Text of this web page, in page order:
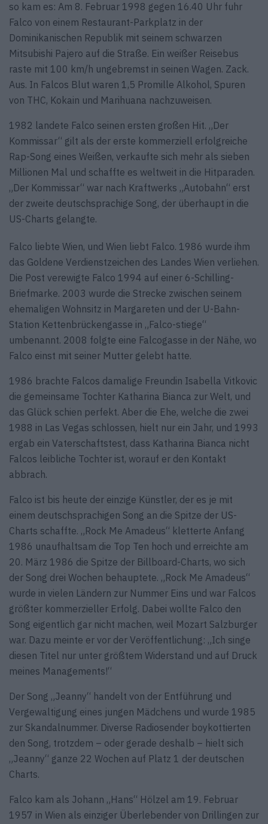
so kam es: Am 8. Februar 1998 gegen 16.40 Uhr fuhr
Falco von einem Restaurant-Parkplatz in der
Dominikanischen Republik mit seinem schwarzen
Mitsubishi Pajero auf die Straße. Ein weißer Reisebus
raste mit 100 km/h ungebremst in seinen Wagen. Zack.
Aus. In Falcos Blut waren 1,5 Promille Alkohol, Spuren
von THC, Kokain und Marihuana nachzuweisen.
1982 landete Falco seinen ersten großen Hit. „Der
Kommissar“ gilt als der erste kommerziell erfolgreiche
Rap-Song eines Weißen, verkaufte sich mehr als sieben
Millionen Mal und schaffte es weltweit in die Hitparaden.
„Der Kommissar“ war nach Kraftwerks „Autobahn“ erst
der zweite deutschsprachige Song, der überhaupt in die
US-Charts gelangte.
Falco liebte Wien, und Wien liebt Falco. 1986 wurde ihm
das Goldene Verdienstzeichen des Landes Wien verliehen.
Die Post verewigte Falco 1994 auf einer 6-Schilling-
Briefmarke. 2003 wurde die Strecke zwischen seinem
ehemaligen Wohnsitz in Margareten und der U-Bahn-
Station Kettenbrückengasse in „Falco-stiege“
umbenannt. 2008 folgte eine Falcogasse in der Nähe, wo
Falco einst mit seiner Mutter gelebt hatte.
1986 brachte Falcos damalige Freundin Isabella Vitkovic
die gemeinsame Tochter Katharina Bianca zur Welt, und
das Glück schien perfekt. Aber die Ehe, welche die zwei
1988 in Las Vegas schlossen, hielt nur ein Jahr, und 1993
ergab ein Vaterschaftstest, dass Katharina Bianca nicht
Falcos leibliche Tochter ist, worauf er den Kontakt
abbrach.
Falco ist bis heute der einzige Künstler, der es je mit
einem deutschsprachigen Song an die Spitze der US-
Charts schaffte. „Rock Me Amadeus“ kletterte Anfang
1986 unaufhaltsam die Top Ten hoch und erreichte am
20. März 1986 die Spitze der Billboard-Charts, wo sich
der Song drei Wochen behauptete. „Rock Me Amadeus“
wurde in vielen Ländern zur Nummer Eins und war Falcos
größter kommerzieller Erfolg. Dabei wollte Falco den
Song eigentlich gar nicht machen, weil Mozart Salzburger
war. Dazu meinte er vor der Veröffentlichung: „Ich singe
diesen Titel nur unter größtem Widerstand und auf Druck
meines Managements!“
Der Song „Jeanny“ handelt von der Entführung und
Vergewaltigung eines jungen Mädchens und wurde 1985
zur Skandalnummer. Diverse Radiosender boykottierten
den Song, trotzdem – oder gerade deshalb – hielt sich
„Jeanny“ ganze 22 Wochen auf Platz 1 der deutschen
Charts.
Falco kam als Johann „Hans“ Hölzel am 19. Februar
1957 in Wien als einziger Überlebender von Drillingen zur